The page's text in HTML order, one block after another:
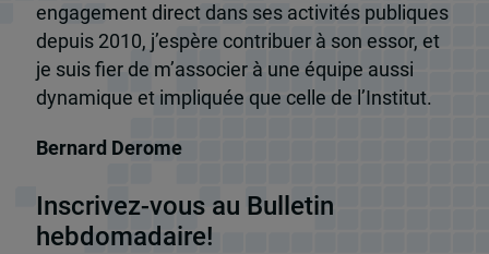
engagement direct dans ses activités publiques
depuis 2010, j’espère contribuer à son essor, et
je suis fier de m’associer à une équipe aussi
dynamique et impliquée que celle de l’Institut.
Bernard Derome
Inscrivez-vous au Bulletin
hebdomadaire!